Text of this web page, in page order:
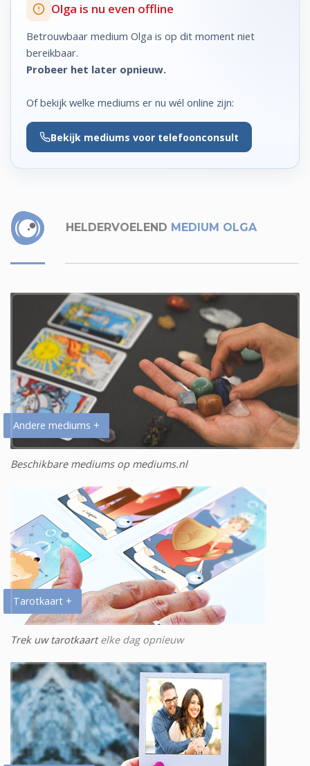
Olga is nu even offline
Betrouwbaar medium Olga is op dit moment niet
bereikbaar.
Probeer het later opnieuw.
Of bekijk welke mediums er nu wél online zijn:
Bekijk mediums voor telefoonconsult
HELDERVOELEND MEDIUM OLGA
Andere mediums +
Beschikbare mediums op mediums.nl
Tarotkaart +
Trek uw tarotkaartelke dag opnieuw